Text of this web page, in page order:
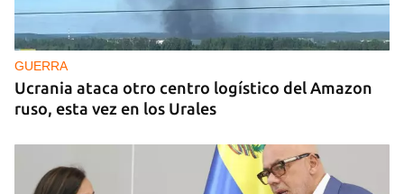
GUERRA
Ucrania ataca otro centro logístico del Amazon
ruso, esta vez en los Urales